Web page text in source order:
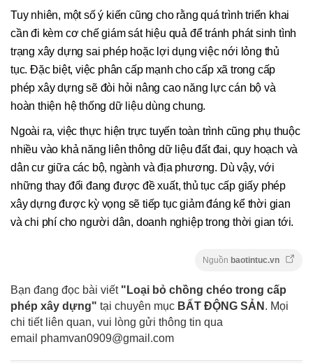
Tuy nhiên, một số ý kiến cũng cho rằng quá trình triển khai
cần đi kèm cơ chế giám sát hiệu quả để tránh phát sinh tình
trạng xây dựng sai phép hoặc lợi dụng việc nới lỏng thủ
tục. Đặc biệt, việc phân cấp mạnh cho cấp xã trong cấp
phép xây dựng sẽ đòi hỏi nâng cao năng lực cán bộ và
hoàn thiện hệ thống dữ liệu dùng chung.
Ngoài ra, việc thực hiện trực tuyến toàn trình cũng phụ thuộc
nhiều vào khả năng liên thông dữ liệu đất đai, quy hoạch và
dân cư giữa các bộ, ngành và địa phương. Dù vậy, với
những thay đổi đang được đề xuất, thủ tục cấp giấy phép
xây dựng được kỳ vọng sẽ tiếp tục giảm đáng kể thời gian
và chi phí cho người dân, doanh nghiệp trong thời gian tới.
Nguồn baotintuc.vn
Bạn đang đọc bài viết "Loại bỏ chồng chéo trong cấp
phép xây dựng" tại chuyên mục BẤT ĐỘNG SẢN . Mọi
chi tiết liên quan, vui lòng gửi thông tin qua
email phamvan0909@gmail.com